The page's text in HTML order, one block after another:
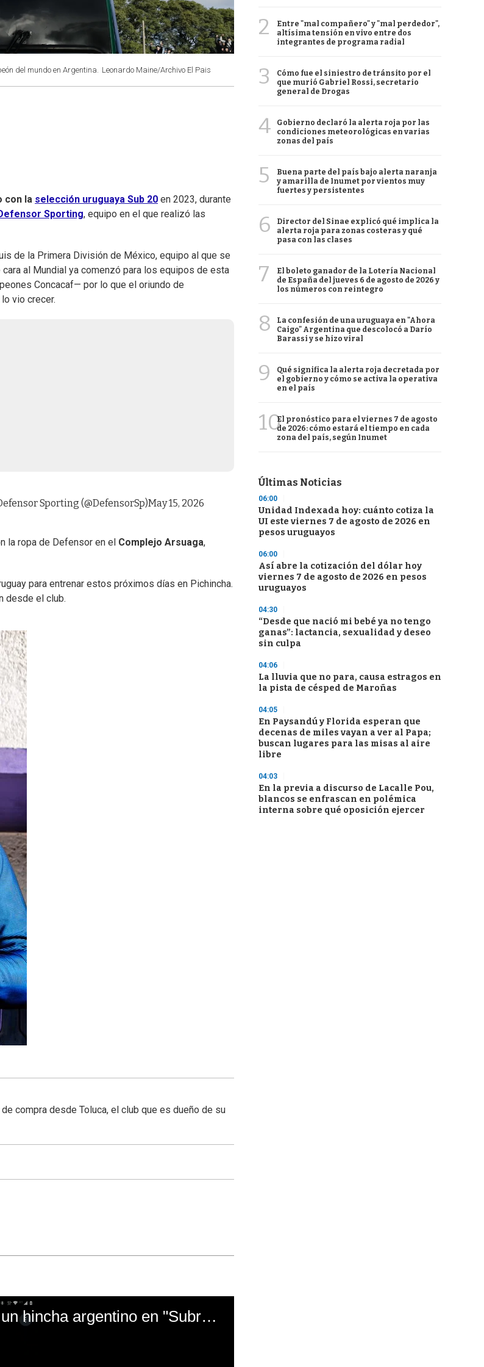
del mundo en Argentina. Leonardo Maine/Archivo El Pais
con la selección uruguaya Sub 20 en 2023, durante
Sporting, equipo en el que realizó las
de la Primera División de México, equipo al que se
al Mundial ya comenzó para los equipos de esta
Concacaf— por lo que el oriundo de
vio crecer.
Sporting (@DefensorSp)May 15, 2026
la ropa de Defensor en el Complejo Arsuaga,
para entrenar estos próximos días en Pichincha.
desde el club.
compra desde Toluca, el club que es dueño de su
El mal momento de Yanina Gasañol con un hincha argentino en "Subrayado"
2
Entre "mal compañero" y "mal perdedor",
altísima tensión en vivo entre dos
integrantes de programa radial
3
Cómo fue el siniestro de tránsito por el
que murió Gabriel Rossi, secretario
general de Drogas
4
Gobierno declaró la alerta roja por las
condiciones meteorológicas en varias
zonas del país
5
Buena parte del país bajo alerta naranja
y amarilla de Inumet por vientos muy
fuertes y persistentes
6
Director del Sinae explicó qué implica la
alerta roja para zonas costeras y qué
pasa con las clases
7
El boleto ganador de la Lotería Nacional
de España del jueves 6 de agosto de 2026 y
los números con reintegro
8
La confesión de una uruguaya en "Ahora
Caigo" Argentina que descolocó a Darío
Barassi y se hizo viral
9
Qué significa la alerta roja decretada por
el gobierno y cómo se activa la operativa
en el país
10El pronóstico para el viernes 7 de agosto
de 2026: cómo estará el tiempo en cada
zona del país, según Inumet
Últimas Noticias
06:00
Unidad Indexada hoy: cuánto cotiza la
UI este viernes 7 de agosto de 2026 en
pesos uruguayos
06:00
Así abre la cotización del dólar hoy
viernes 7 de agosto de 2026 en pesos
uruguayos
04:30
“Desde que nació mi bebé ya no tengo
ganas”: lactancia, sexualidad y deseo
sin culpa
04:06
La lluvia que no para, causa estragos en
la pista de césped de Maroñas
04:05
En Paysandú y Florida esperan que
decenas de miles vayan a ver al Papa;
buscan lugares para las misas al aire
libre
04:03
En la previa a discurso de Lacalle Pou,
blancos se enfrascan en polémica
interna sobre qué oposición ejercer